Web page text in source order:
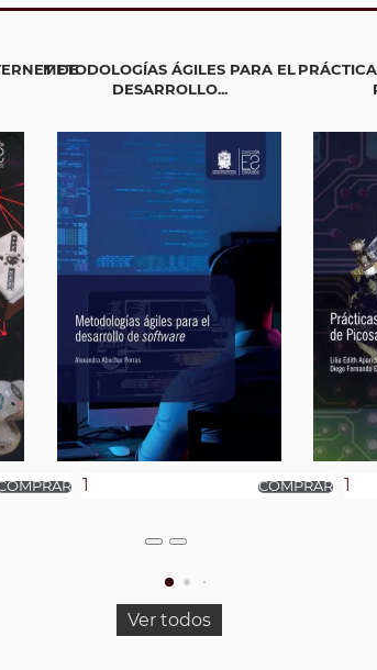
DE
METODOLOGÍAS ÁGILES PARA EL
DESARROLLO...
Ver todos